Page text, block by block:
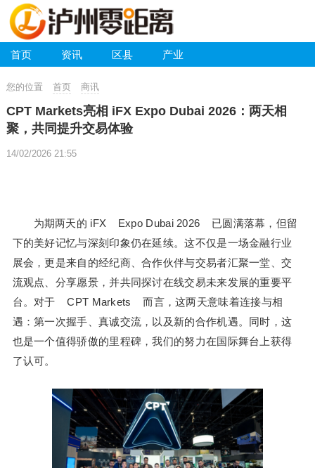
首页 资讯 区县 产业
您的位置 首页 商讯
CPT Markets亮相 iFX Expo Dubai 2026：两天相
聚，共同提升交易体验
14/02/2026 21:55
为期两天的 iFX Expo Dubai 2026 已圆满落幕，但留
下的美好记忆与深刻印象仍在延续。这不仅是一场金融行业
展会，更是来自的经纪商、合作伙伴与交易者汇聚一堂、交
流观点、分享愿景，并共同探讨在线交易未来发展的重要平
台。对于 CPT Markets 而言，这两天意味着连接与相
遇：第一次握手、真诚交流，以及新的合作机遇。同时，这
也是一个值得骄傲的里程碑，我们的努力在国际舞台上获得
了认可。